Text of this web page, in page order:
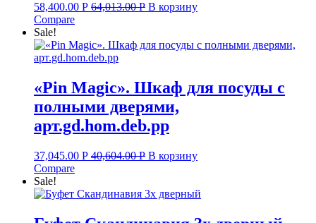
58,400.00 Р 64,013.00Р В корзину
Compare
Sale!
«Pin Magic». Шкаф для посуды с
полными дверями,
арт.gd.hom.deb.pp
37,045.00 Р 40,604.00Р В корзину
Compare
Sale!